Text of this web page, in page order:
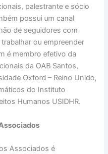
palestrante e sócio
possui um canal
de seguidores com
ou empreender
é membro efetivo da
da OAB Santos,
Oxford – Reino Unido,
do Instituto
Humanos USIDHR.
Associados é